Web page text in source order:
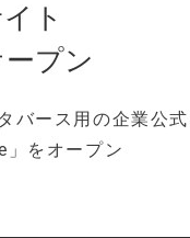
ト
ープン
バース用の企業公式
をオープン